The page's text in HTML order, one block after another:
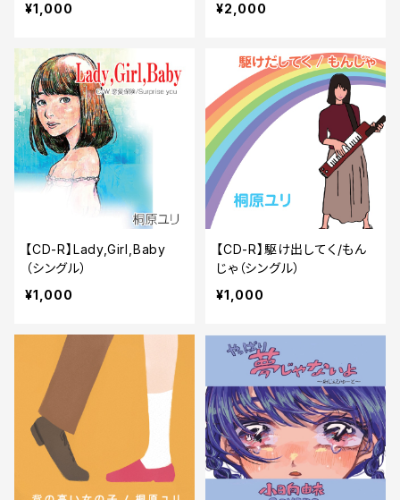
¥1,000
¥2,000
【CD-R】Lady,Girl,Baby
（シングル）
¥1,000
【CD-R】駆け出してく/もん
じゃ（シングル）
¥1,000